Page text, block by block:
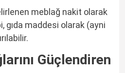
meblağ nakit olarak
gıda maddesi olarak (ayni
Güçlendiren